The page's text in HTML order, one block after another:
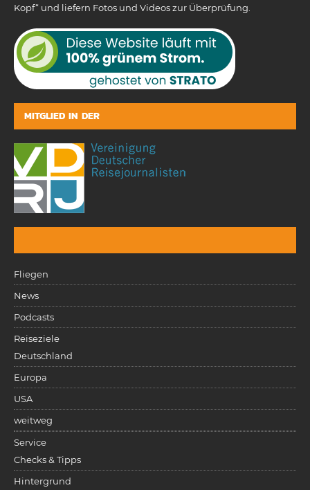
Kopf“ und liefern Fotos und Videos zur Überprüfung.
MITGLIED IN DER
Fliegen
News
Podcasts
Reiseziele
Deutschland
Europa
USA
weitweg
Service
Checks & Tipps
Hintergrund